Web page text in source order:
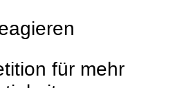
für mehr